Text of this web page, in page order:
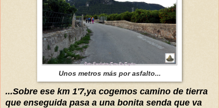
Unos metros más por asfalto...
...Sobre ese km 1'7,ya cogemos camino de tierra
que enseguida pasa a una bonita senda que va